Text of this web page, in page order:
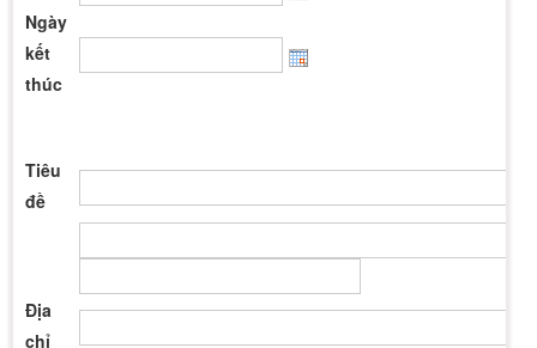
Ngày
kết
thúc
Tiêu
đề
Địa
chỉ